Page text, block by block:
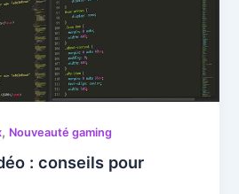
, Nouveauté gaming
: conseils pour